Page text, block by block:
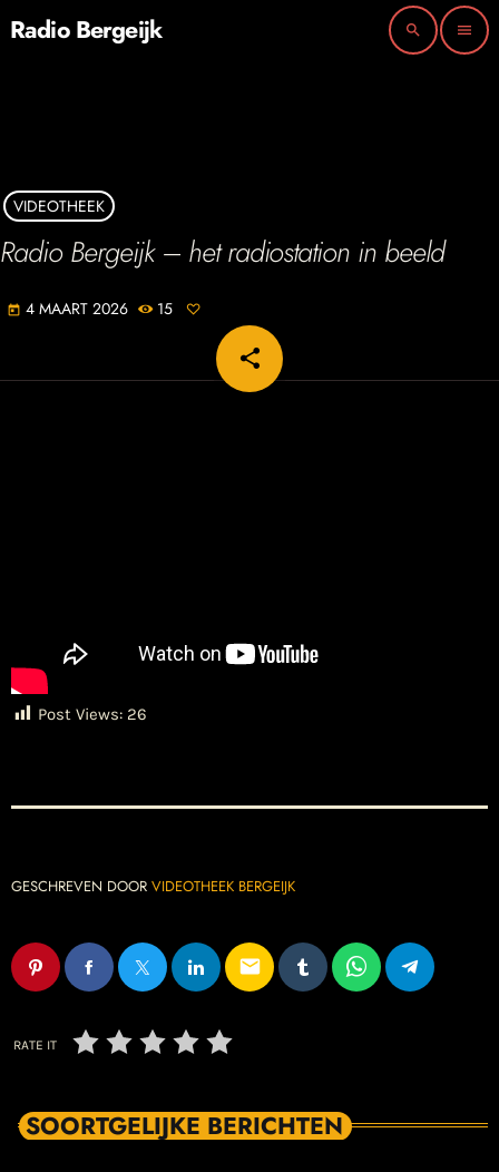
Radio Bergeijk search menu
VIDEOTHEEK
Radio Bergeijk – het radiostation in beeld
today 4 MAART 2026 15
share
email
Post Views: 26
GESCHREVEN DOOR VIDEOTHEEK BERGEIJK
email
RATE IT
SOORTGELIJKE BERICHTEN